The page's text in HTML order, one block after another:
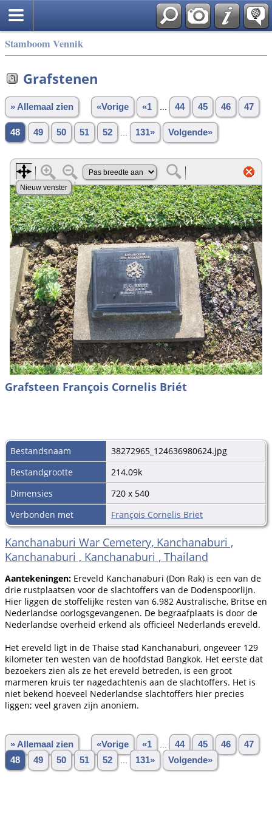
Stamboom Vennik
Grafstenen
» Allemaal zien «Vorige «1 44 45 46 47
48 49 50 51 52 131» Volgende»
Grafsteen François Cornelis Briét
Bestandsnaam
38272965_124636980624.jpg
Bestandgrootte
214.09k
Dimensies
720 x 540
Verbonden met
François Cornelis Briet
Kanchanaburi War Cemetery, Kanchanaburi ,
Kanchanaburi , Kanchanaburi , Thailand
Aantekeningen: Ereveld Kanchanaburi (Don Rak) is een van de
drie rustplaatsen voor de slachtoffers van de Dodenspoorlijn.
Hier liggen de stoffelijke resten van 6.982 Australische, Britse en
Nederlandse oorlogsgevangenen. De begraafplaats is door de
Nederlandse overheid erkend als officieel Nederlands ereveld.
Het ereveld ligt in de Thaise stad Kanchanaburi, ongeveer 129
kilometer ten westen van de hoofdstad Bangkok. Het eerste dat
bezoekers zien als ze het ereveld betreden, is een groot
marmeren kruis ter nagedachtenis aan de slachtoffers. Het is
niet bekend hoeveel Nederlandse slachtoffers hier precies
liggen; veel graven zijn anoniem.
» Allemaal zien «Vorige «1 44 45 46
47
48
49 50 51 52 131» Volgende»